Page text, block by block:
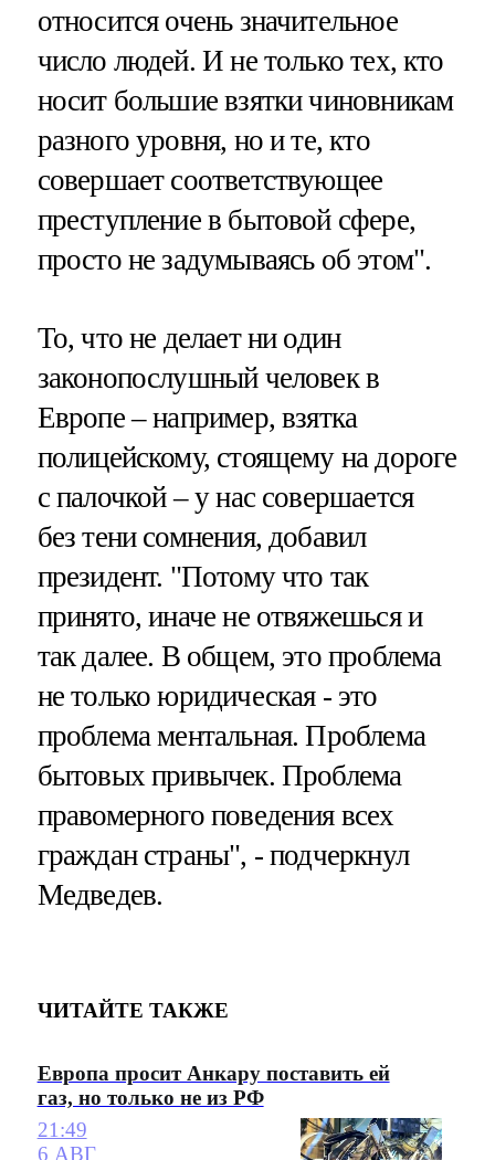
относится очень значительное
число людей. И не только тех, кто
носит большие взятки чиновникам
разного уровня, но и те, кто
совершает соответствующее
преступление в бытовой сфере,
просто не задумываясь об этом".
То, что не делает ни один
законопослушный человек в
Европе – например, взятка
полицейскому, стоящему на дороге
с палочкой – у нас совершается
без тени сомнения, добавил
президент. "Потому что так
принято, иначе не отвяжешься и
так далее. В общем, это проблема
не только юридическая - это
проблема ментальная. Проблема
бытовых привычек. Проблема
правомерного поведения всех
граждан страны", - подчеркнул
Медведев.
ЧИТАЙТЕ ТАКЖЕ
Европа просит Анкару поставить ей
газ, но только не из РФ
21:49
6 АВГ